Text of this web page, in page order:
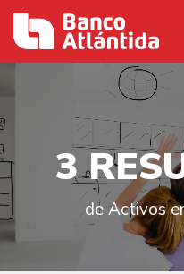
3 RES
de Activos